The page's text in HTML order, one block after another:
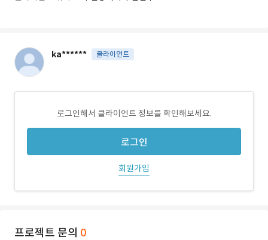
ka****** 클라이언트
로그인해서 클라이언트 정보를 확인해보세요.
로그인
회원가입
프로젝트 문의 0